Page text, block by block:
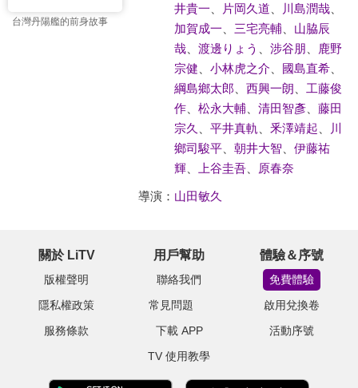
台灣丹陽艦的前身故事
井貴一
片岡久道 川島潤哉、
加賀成一
三宅亮輔、 山脇辰
哉、 渡邊りょう 涉谷朋
鹿野
宗健
小林虎之介 國島直希、
綱島鄉太郎
西興一朗
工藤俊
作、 松永大輔、 清田智彥、 藤田
宗久
平井真軌 釆澤靖起
川
鄉司駿平、 朝井大智
伊藤祐
輝、 上谷圭吾、 原春奈
導演： 山田敏久
關於 LiTV
版權聲明
隱私權政策
服務條款
用戶幫助
聯絡我們
常見問題
下載 APP
TV 使用教學
體驗＆序號
免費體驗
啟用兌換卷
活動序號